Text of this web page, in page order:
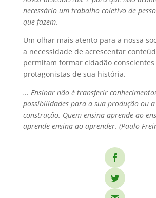
necessário um trabalho coletivo de
que fazem.
Um olhar mais atento para a nossa
a necessidade de acrescentar
permitam formar cidadão conscientes
protagonistas de sua história.
… Ensinar não é transferir
possibilidades para a sua produção ou
construção. Quem ensina aprende ao
aprende ensina ao aprender. (Paulo